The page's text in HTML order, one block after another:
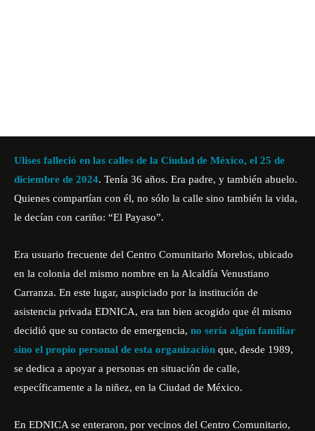
Ulises falleció en las calles de la Ciudad de México, el 25 de
diciembre de 2024. Tenía 36 años. Era padre, y también abuelo.
Quienes compartían con él, no sólo la calle sino también la vida,
le decían con cariño: “El Payaso”.
Era usuario frecuente del Centro Comunitario Morelos, ubicado
en la colonia del mismo nombre en la Alcaldía Venustiano
Carranza. En este lugar, auspiciado por la institución de
asistencia privada EDNICA, era tan bien acogido que él mismo
decidió que su contacto de emergencia, no sería algún familiar
sino el propio personal de esta organización que, desde 1989,
se dedica a apoyar a personas en situación de calle,
específicamente a la niñez, en la Ciudad de México.
En EDNICA se enteraron, por vecinos del Centro Comunitario,